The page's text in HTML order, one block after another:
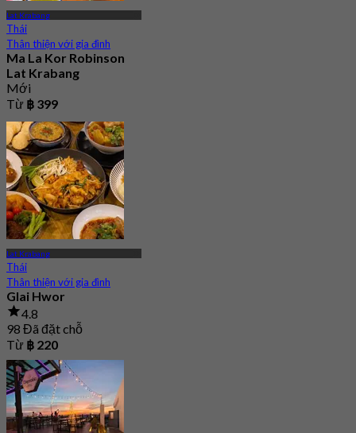
Lat Krabang
Thái
Thân thiện với gia đình
Ma La Kor Robinson
Lat Krabang
Mới
Từ ฿ 399
Lat Krabang
Thái
Thân thiện với gia đình
Glai Hwor
4.8
98 Đã đặt chỗ
Từ ฿ 220